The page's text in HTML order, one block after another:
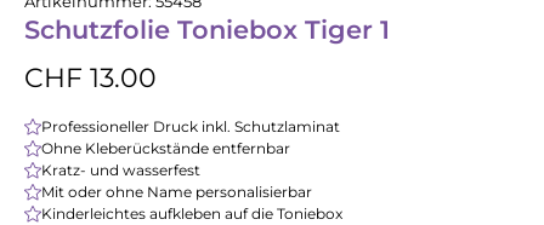
Schutzfolie Toniebox Tiger 1
CHF 13.00
Professioneller Druck inkl. Schutzlaminat
Ohne Kleberückstände entfernbar
Kratz- und wasserfest
Mit oder ohne Name personalisierbar
Kinderleichtes aufkleben auf die Toniebox